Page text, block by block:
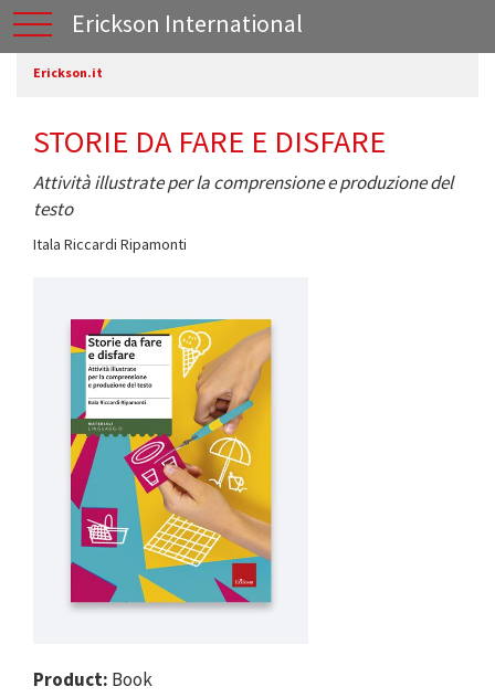
Erickson International
Erickson.it
STORIE DA FARE E DISFARE
Attività illustrate per la comprensione e produzione del
testo
Itala Riccardi Ripamonti
Product: Book